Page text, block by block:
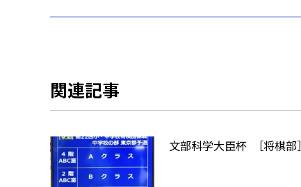
関連記事
文部科学大臣杯 ［将棋部］